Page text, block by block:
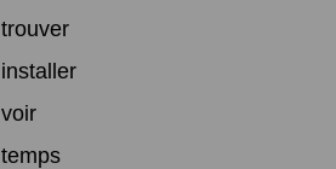
trouver
installer
voir
temps